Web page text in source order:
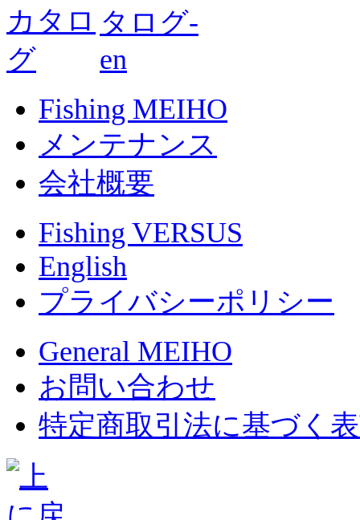
Fishing MEIHO
メンテナンス
会社概要
Fishing VERSUS
English
プライバシーポリシー
General MEIHO
お問い合わせ
特定商取引法に基づく